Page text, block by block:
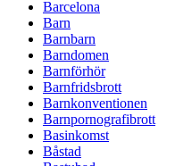
Barcelona
Barn
Barnbarn
Barndomen
Barnförhör
Barnfridsbrott
Barnkonventionen
Barnpornografibrott
Basinkomst
Båstad